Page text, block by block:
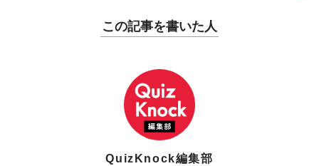
この記事を書いた人
QuizKnock編集部